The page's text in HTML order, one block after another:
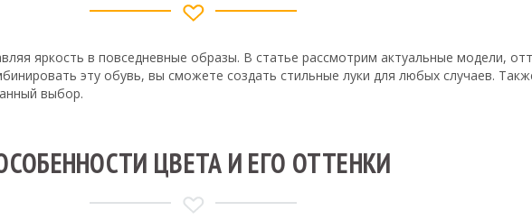
яркость в повседневные образы. В статье рассмотрим актуальные модели,
эту обувь, вы сможете создать стильные луки для любых случаев.
выбор.
ЦВЕТА И ЕГО ОТТЕНКИ